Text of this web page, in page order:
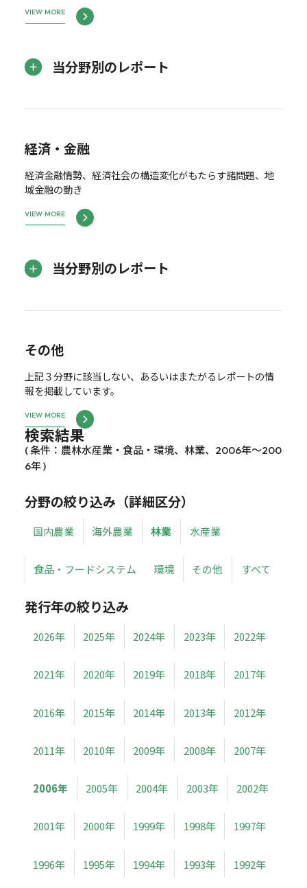
VIEW MORE
当分野別のレポート
経済・金融
経済金融情勢、経済社会の構造変化がもたらす諸問題、地
域金融の動き
VIEW MORE
当分野別のレポート
その他
上記３分野に該当しない、あるいはまたがるレポートの情
報を掲載しています。
VIEW MORE
検索結果
( 条件：農林水産業・食品・環境、林業、2006年～200
6年 )
分野の絞り込み（詳細区分）
国内農業 海外農業 林業 水産業
食品・フードシステム 環境 その他 すべて
発行年の絞り込み
2026年 2025年 2024年 2023年 2022年
2021年 2020年 2019年 2018年 2017年
2016年 2015年 2014年 2013年 2012年
2011年 2010年 2009年 2008年 2007年
2006年 2005年 2004年 2003年 2002年
2001年 2000年 1999年 1998年 1997年
1996年 1995年 1994年 1993年 1992年